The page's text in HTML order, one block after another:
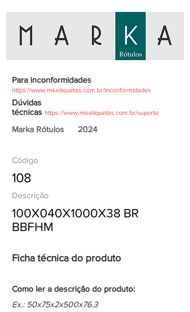
Para inconformidades
https://www.mketiquetas.com.br/inconformidades
Dúvidas
técnicas https://www.mketiquetas.com.br/suporte
Marka Rótulos 2024
Código
108
Descrição
100X040X1000X38 BR
BBFHM
Ficha técnica do produto
Como ler a descrição do produto:
Ex.: 50x75x2x500x76.3